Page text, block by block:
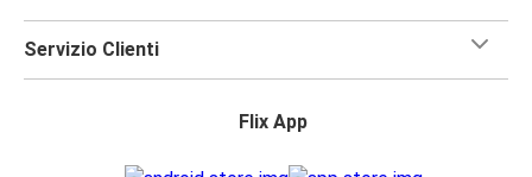
Servizio Clienti
Flix App